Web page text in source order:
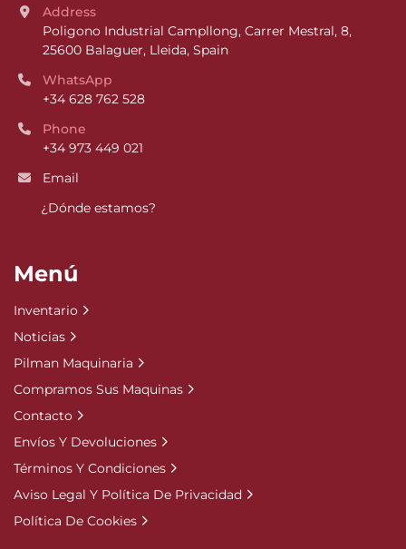
Address
Poligono Industrial Campllong, Carrer Mestral, 8,
25600 Balaguer, Lleida, Spain
WhatsApp
+34 628 762 528
Phone
+34 973 449 021
Email
¿Dónde estamos?
Menú
Inventario
Noticias
Pilman Maquinaria
Compramos Sus Maquinas
Contacto
Envíos Y Devoluciones
Términos Y Condiciones
Aviso Legal Y Política De Privacidad
Política De Cookies